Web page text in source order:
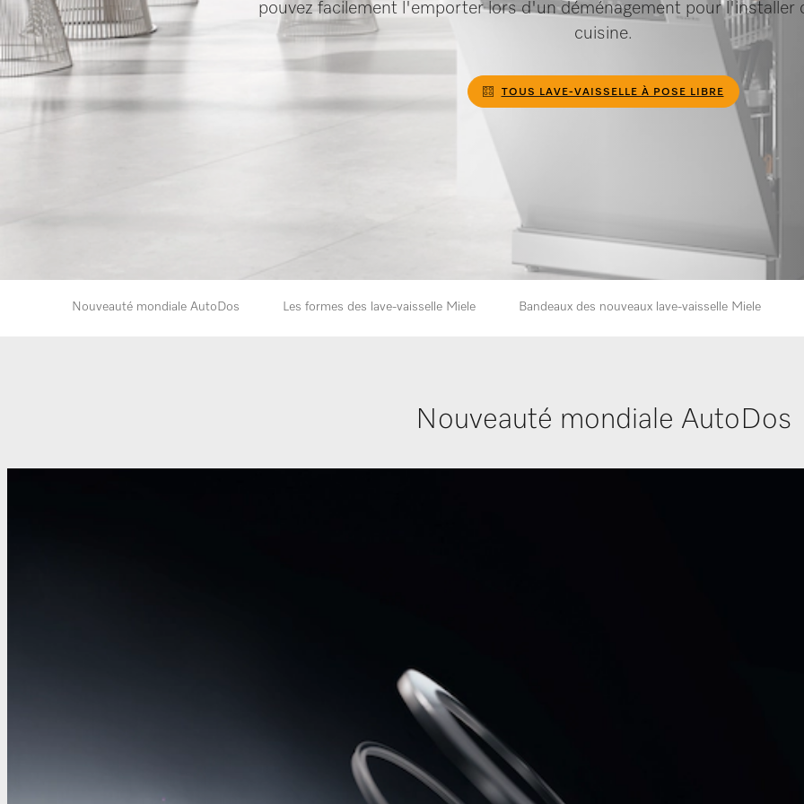
pouvez facilement l'emporter lors d'un déménagement pour l'installer
cuisine.
TOUS LAVE-VAISSELLE À POSE LIBRE
Nouveauté mondiale AutoDos Les formes des lave-vaisselle Miele Bandeaux des nouveaux lave-vaisselle Miele
Nouveauté mondiale AutoDos